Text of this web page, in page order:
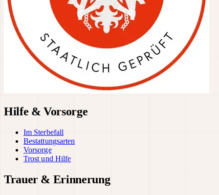
Hilfe & Vorsorge
Im Sterbefall
Bestattungsarten
Vorsorge
Trost und Hilfe
Trauer & Erinnerung